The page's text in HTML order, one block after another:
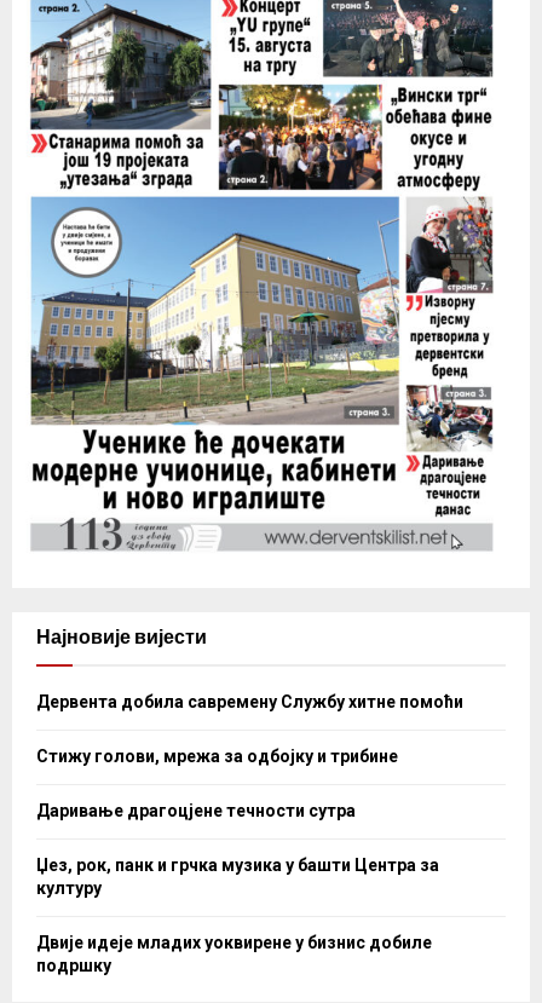
Најновије вијести
Дервента добила савремену Службу хитне помоћи
Стижу голови, мрежа за одбојку и трибине
Даривање драгоцјене течности сутра
Џез, рок, панк и грчка музика у башти Центра за
културу
Двије идеје младих уоквирене у бизнис добиле
подршку